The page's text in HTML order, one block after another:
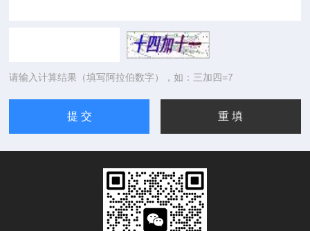
请输入计算结果（填写阿拉伯数字），如：三加四=7